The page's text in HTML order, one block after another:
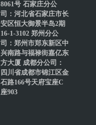
8061号 石家庄分公
司：河北省石家庄市长
安区恒大御景半岛2期
16-1-3102 郑州分公
司：郑州市郑东新区中
兴南路与福禄街嘉亿东
方大厦 成都分公司：
四川省成都市锦江区金
石路166号天府宝座C
座903